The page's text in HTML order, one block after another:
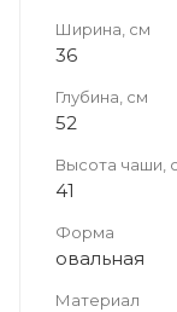
Ширина, см
36
Глубина, см
52
Высота чаши,
41
Форма
овальная
Материал